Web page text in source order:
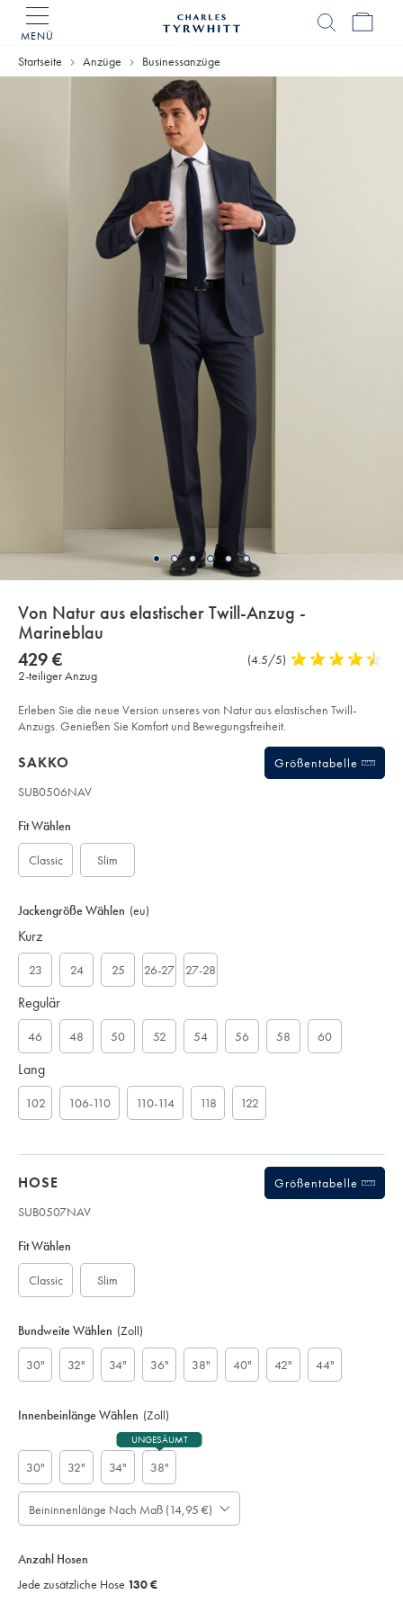
MENÜ
Home
Startseite Anzüge Businessanzüge
details
about
product:
Von Natur aus elastischer Twill-Anzug -
Marineblau
Details
https://www.charlestyrwhitt.com/de/von-
natur-
aus-
elastischer-
anzug-
-
sourceCode=dmdefault
NOW
429
429 € Produktrezensionen
(4.5/5) 4,5
of
2-teiliger Anzug
Erleben Sie die neue Version unseres von Natur aus elastischen Twill-
Anzugs. Genießen Sie Komfort und Bewegungsfreiheit.
Products
SAKKO
Größentabelle
SUB0506NAV
Code:
S
B
5
6
N
V
Fit Wählen
Classic Slim
Jackengröße Wählen (eu)
Kurz
23 24 25 26-27 27-28
Regulär
46 48 50 52 54 56 58 60
Lang
102 106-110 110-114 118 122
HOSE
Größentabelle
SUB0507NAV
Code:
S
B
5
N
Fit Wählen
Classic Slim
Bundweite Wählen (Zoll)
30" 32" 34" 36" 38" 40" 42" 44"
Innenbeinlänge Wählen (Zoll)
30" 32" 34" 38"
UNGESÄUMT
Beininnenlänge Nach Maß (14,95 €)
Bitte
beachtenBitte
Sie
vier
Anzahl Hosen
Zusätzliche
Jede zusätzliche Hose 130 €